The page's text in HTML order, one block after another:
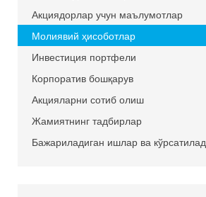
Акциядорлар учун маълумотлар
Молиявий ҳисоботлар
Инвестиция портфели
Корпоратив бошқарув
Акцияларни сотиб олиш
Жамиятнинг тадбирлар
Бажариладиган ишлар ва